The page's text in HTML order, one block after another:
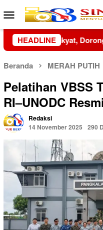
Loncat
ke
konten
Menu
Mobile
HEADLINE
Sejak Dini
Beranda MERAH PUTIH
Pelatihan VBSS
RI–UNODC
Redaksi
14 November 2025
290